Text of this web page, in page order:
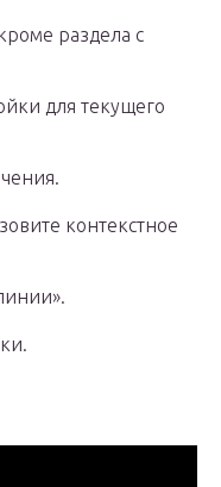
раздела с
для текущего
контекстное